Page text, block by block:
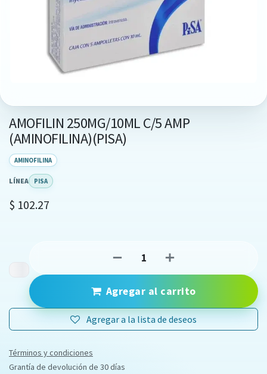
AMOFILIN 250MG/10ML C/5 AMP
(AMINOFILINA)(PISA)
AMINOFILINA
LÍNEA PISA
$ 102.27
Agregar al carrito
Agregar a la lista de deseos
Términos y condiciones
Grantía de devolución de 30 días